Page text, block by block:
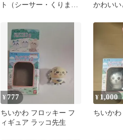
ト（シーサー・くりまん
かわい
¥ 777
ちいかわ フロッキー フ
ィギュア ラッコ先生
¥ 1,000
ちいか